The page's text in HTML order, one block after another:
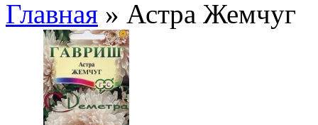
Главная » Астра Жемчуг